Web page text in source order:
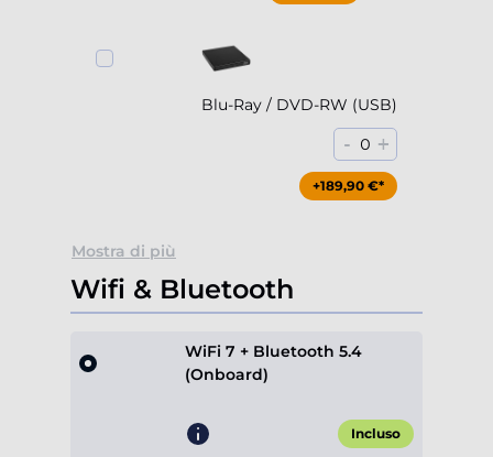
Blu-Ray / DVD-RW (USB)
- 0 +
+189,90 €*
Mostra di più
Wifi & Bluetooth
WiFi 7 + Bluetooth 5.4
(Onboard)
Incluso